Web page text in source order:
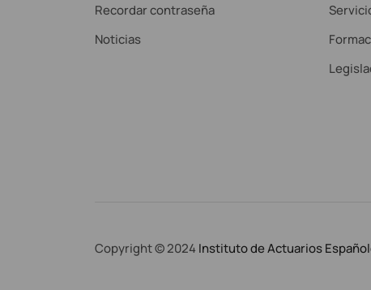
Recordar contraseña
Noticias
Copyright © 2024 Instituto de Actuarios